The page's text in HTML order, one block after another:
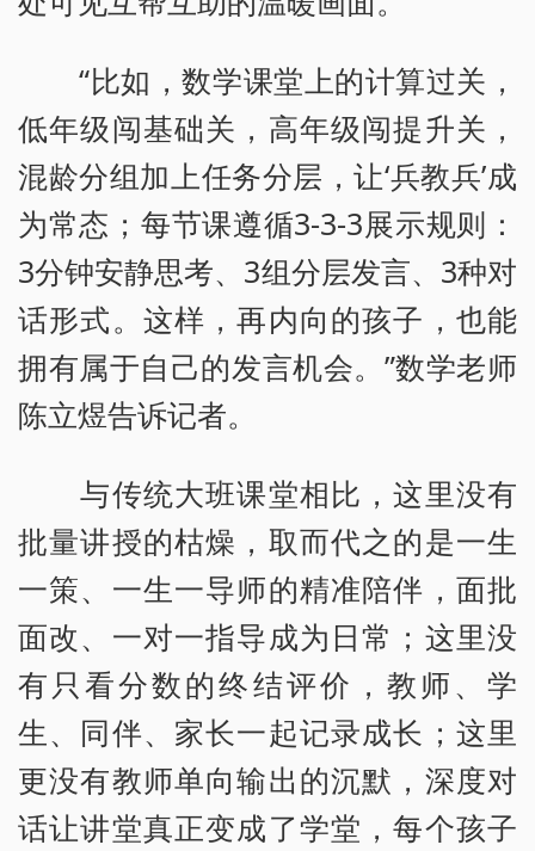
“比如，数学课堂上的计算过关，
低年级闯基础关，高年级闯提升关，
混龄分组加上任务分层，让‘兵教兵’成
为常态；每节课遵循3-3-3展示规则：
3分钟安静思考、3组分层发言、3种对
话形式。这样，再内向的孩子，也能
拥有属于自己的发言机会。”数学老师
陈立煜告诉记者。
与传统大班课堂相比，这里没有
批量讲授的枯燥，取而代之的是一生
一策、一生一导师的精准陪伴，面批
面改、一对一指导成为日常；这里没
有只看分数的终结评价，教师、学
生、同伴、家长一起记录成长；这里
更没有教师单向输出的沉默，深度对
话让讲堂真正变成了学堂，每个孩子